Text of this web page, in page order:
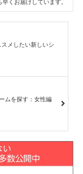
くお届けしています。
メしたい新しいシ
ムを探す：女性編